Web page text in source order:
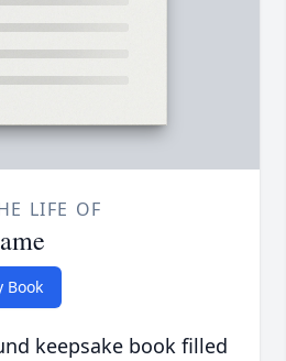
LIFE OF
Book
keepsake book filled